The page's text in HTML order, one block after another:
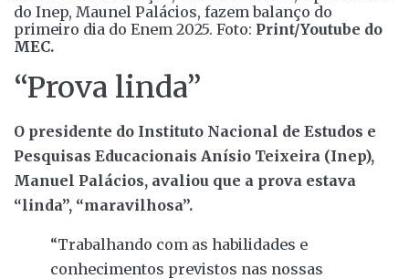
do Inep, Maunel Palácios, fazem balanço do
primeiro dia do Enem 2025. Foto: Print/Youtube do
MEC.
“Prova linda”
O presidente do Instituto Nacional de Estudos e
Pesquisas Educacionais Anísio Teixeira (Inep),
Manuel Palácios, avaliou que a prova estava
“linda”, “maravilhosa”.
“Trabalhando com as habilidades e
conhecimentos previstos nas nossas